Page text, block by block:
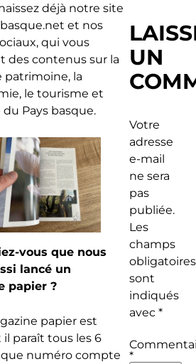
déjà notre site
et nos
qui vous
des contenus sur la
patrimoine, la
le tourisme et
du Pays basque.
vous que nous
lancé un
papier ?
papier est
paraît tous les 6
numéro compte
UN
Votre
adresse
e-mail
ne sera
pas
publiée.
Les
champs
obligatoires
sont
indiqués
avec*
*